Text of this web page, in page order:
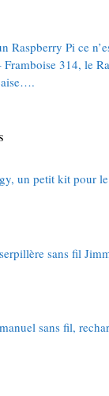
Raspberry Pi ce
Framboise 314, le
un petit kit pour
sans fil
sans fil,